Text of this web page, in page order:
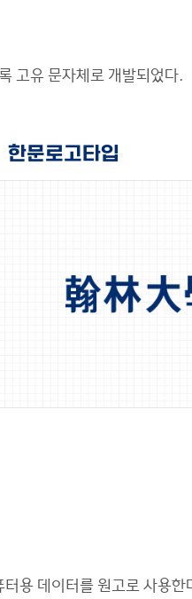
고유 문자체로 개발되었다.
한문로고타입
용 데이터를 원고로 사용한